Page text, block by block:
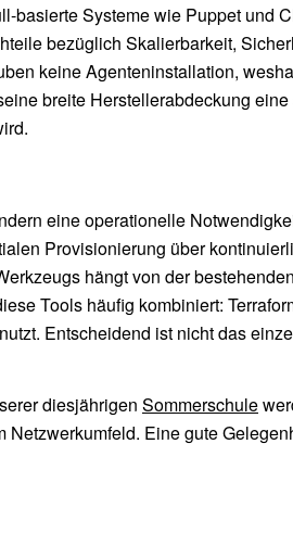
Systeme wie Puppet und
bezüglich Skalierbarkeit,
keine Agenteninstallation,
breite Herstellerabdeckung
eine operationelle
Provisionierung über
hängt von der
Tools häufig kombiniert:
Entscheidend ist nicht das
diesjährigen Sommerschule
Eine gute